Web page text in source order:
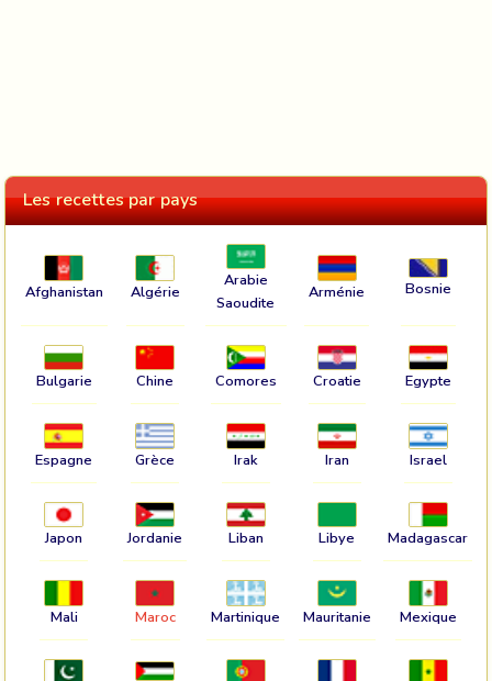
Les recettes par pays
Afghanistan Algérie
Arabie
Saoudite
Arménie Bosnie
Bulgarie Chine Comores Croatie Egypte
Espagne Grèce Irak Iran Israel
Japon Jordanie Liban Libye Madagascar
Mali Maroc Martinique Mauritanie Mexique